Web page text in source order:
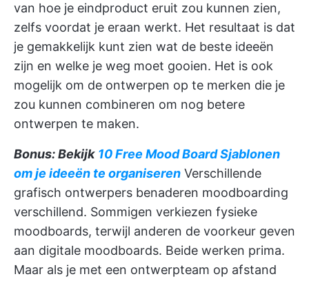
van hoe je eindproduct eruit zou kunnen zien,
zelfs voordat je eraan werkt. Het resultaat is dat
je gemakkelijk kunt zien wat de beste ideeën
zijn en welke je weg moet gooien. Het is ook
mogelijk om de ontwerpen op te merken die je
zou kunnen combineren om nog betere
ontwerpen te maken.
Bonus: Bekijk 10 Free Mood Board Sjablonen
om je ideeën te organiseren Verschillende
grafisch ontwerpers benaderen moodboarding
verschillend. Sommigen verkiezen fysieke
moodboards, terwijl anderen de voorkeur geven
aan digitale moodboards. Beide werken prima.
Maar als je met een ontwerpteam op afstand